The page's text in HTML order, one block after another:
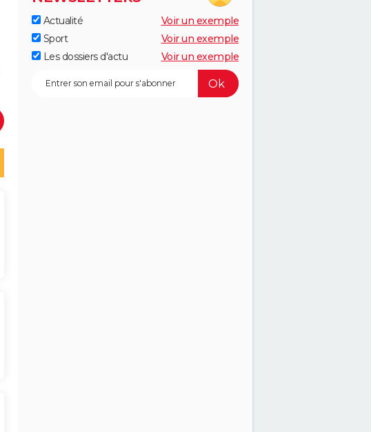
Actualité
Voir un exemple
Sport
Voir un exemple
Les dossiers d'actu
Voir un exemple